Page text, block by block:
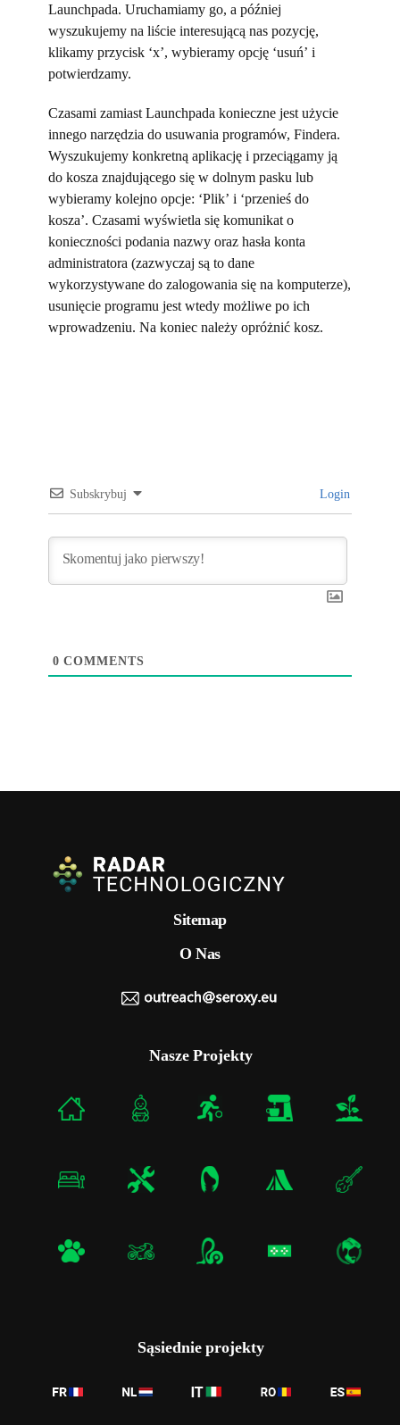
Launchpada. Uruchamiamy go, a później
wyszukujemy na liście interesującą nas pozycję,
klikamy przycisk ‘x’, wybieramy opcję ‘usuń’ i
potwierdzamy.
Czasami zamiast Launchpada konieczne jest użycie
innego narzędzia do usuwania programów, Findera.
Wyszukujemy konkretną aplikację i przeciągamy ją
do kosza znajdującego się w dolnym pasku lub
wybieramy kolejno opcje: ‘Plik’ i ‘przenieś do
kosza’. Czasami wyświetla się komunikat o
konieczności podania nazwy oraz hasła konta
administratora (zazwyczaj są to dane
wykorzystywane do zalogowania się na komputerze),
usunięcie programu jest wtedy możliwe po ich
wprowadzeniu. Na koniec należy opróżnić kosz.
Subskrybuj Login
0 COMMENTS
Sitemap
O Nas
Nasze Projekty
Sąsiednie projekty